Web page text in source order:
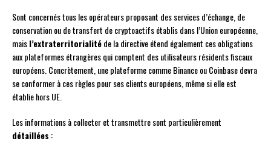
Sont concernés tous les opérateurs proposant des services d’échange, de
conservation ou de transfert de cryptoactifs établis dans l’Union européenne,
maisl’extraterritorialitéde la directive étend également ces obligations
aux plateformes étrangères qui comptent des utilisateurs résidents fiscaux
européens. Concrètement, une plateforme comme Binance ou Coinbase devra
se conformer à ces règles pour ses clients européens, même si elle est
établie hors UE.
Les informations à collecter et transmettre sont particulièrement
détaillées :